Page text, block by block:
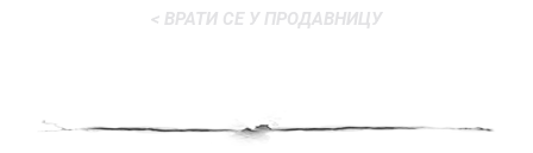
< ВРАТИ СЕ У ПРОДАВНИЦУ